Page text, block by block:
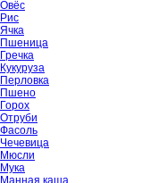
Овёс
Рис
Ячка
Пшеница
Гречка
Кукуруза
Перловка
Пшено
Горох
Отруби
Фасоль
Чечевица
Мюсли
Мука
Манная каша